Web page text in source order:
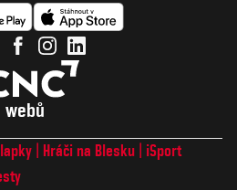
Hráči na Blesku
iSport